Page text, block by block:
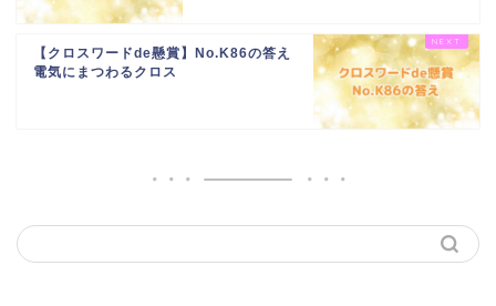
【クロスワードde懸賞】No.K86の答え
電気にまつわるクロス